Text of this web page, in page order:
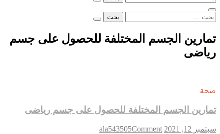
البحث
تمارين الجسم المختلفة للحصول على جسم
رياضى
صحة
تمارين الجسم المختلفة للحصول على جسم رياضى
سبتمبر 12, 2021 ala543505Comment
on